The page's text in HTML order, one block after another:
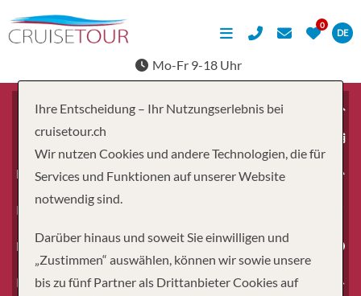
DE
Mo-Fr 9-18 Uhr
Erwachsene
Kinder
Dauer
Reiseart
Ihre Entscheidung – Ihr Nutzungserlebnis bei
cruisetour.ch
Wir nutzen Cookies und andere Technologien, die für
Services und Funktionen auf unserer Website
notwendig sind.
Darüber hinaus und soweit Sie einwilligen und
„Zustimmen“ auswählen, können wir sowie unsere
bis zu fünf Partner als Drittanbieter Cookies auf